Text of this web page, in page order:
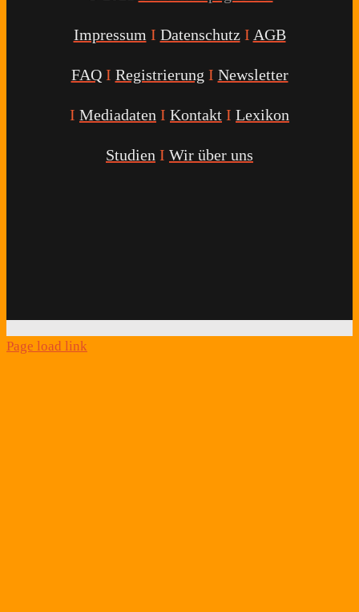
Impressum I Datenschutz I AGB
FAQ I Registrierung I Newsletter
I Mediadaten I Kontakt I Lexikon
Studien I Wir über uns
Page load link